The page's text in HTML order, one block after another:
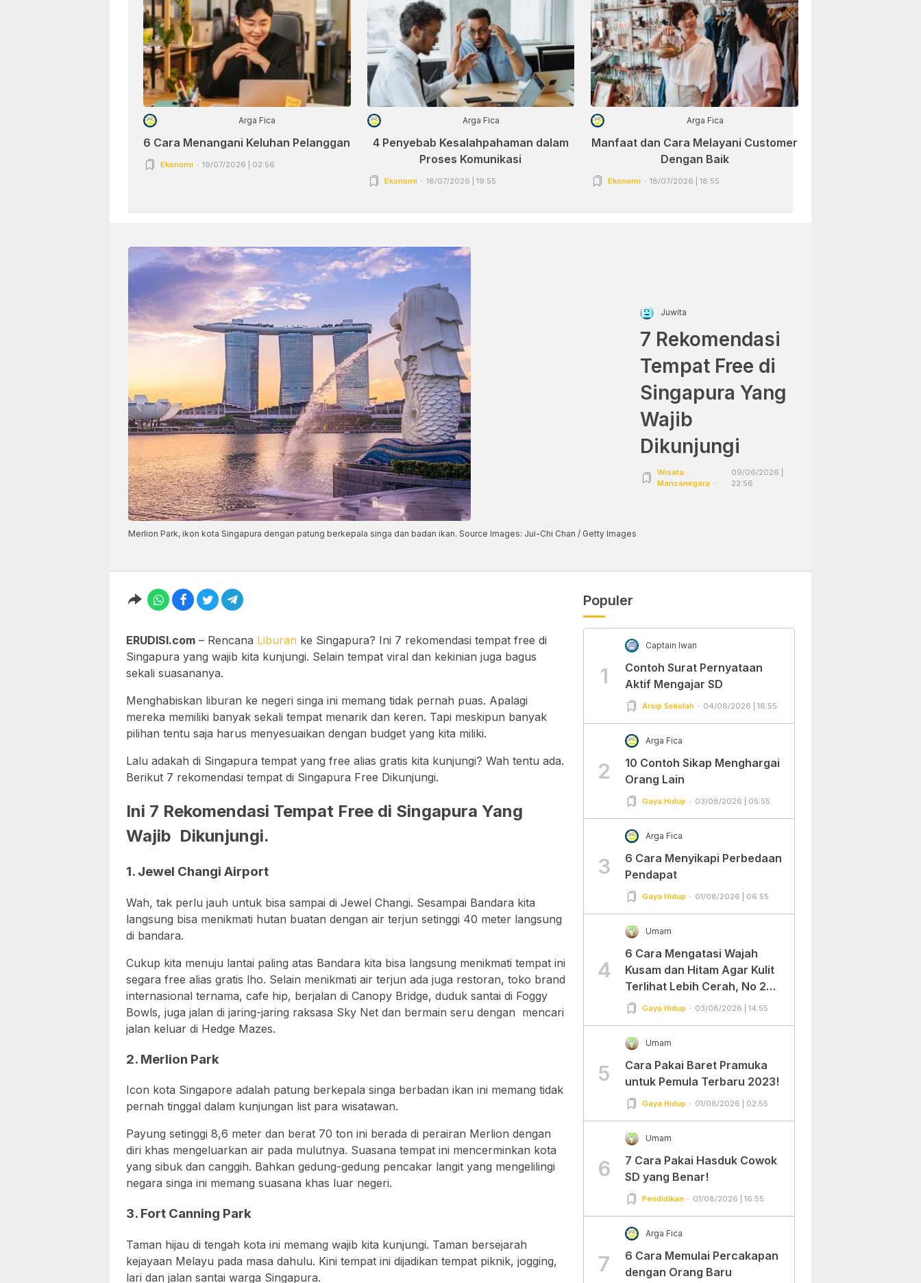
Arga Fica
6 Cara Menangani Keluhan Pelanggan
Ekonomi 19/07/2026 | 02:56
Arga Fica
4 Penyebab Kesalahpahaman dalam
Proses Komunikasi
Ekonomi 18/07/2026 | 19:55
Arga Fica
Manfaat dan Cara Melayani Customer
Dengan Baik
Ekonomi 18/07/2026 | 18:55
Merlion Park, ikon kota Singapura dengan patung berkepala singa dan badan ikan. Source Images: Jui-Chi Chan / Getty Images
Juwita
7 Rekomendasi
Tempat Free di
Singapura Yang
Wajib
Dikunjungi
Wisata
Mancanegara
09/06/2026 |
22:56
ERUDISI.com – Rencana Liburan ke Singapura? Ini 7 rekomendasi tempat free di
Singapura yang wajib kita kunjungi. Selain tempat viral dan kekinian juga bagus
sekali suasananya.
Menghabiskan liburan ke negeri singa ini memang tidak pernah puas. Apalagi
mereka memiliki banyak sekali tempat menarik dan keren. Tapi meskipun banyak
pilihan tentu saja harus menyesuaikan dengan budget yang kita miliki.
Lalu adakah di Singapura tempat yang free alias gratis kita kunjungi? Wah tentu ada.
Berikut 7 rekomendasi tempat di Singapura Free Dikunjungi.
Ini 7 Rekomendasi Tempat Free di Singapura Yang
Wajib Dikunjungi.
1. Jewel Changi Airport
Wah, tak perlu jauh untuk bisa sampai di Jewel Changi. Sesampai Bandara kita
langsung bisa menikmati hutan buatan dengan air terjun setinggi 40 meter langsung
di bandara.
Cukup kita menuju lantai paling atas Bandara kita bisa langsung menikmati tempat ini
segara free alias gratis lho. Selain menikmati air terjun ada juga restoran, toko brand
internasional ternama, cafe hip, berjalan di Canopy Bridge, duduk santai di Foggy
Bowls, juga jalan di jaring-jaring raksasa Sky Net dan bermain seru dengan mencari
jalan keluar di Hedge Mazes.
2. Merlion Park
Icon kota Singapore adalah patung berkepala singa berbadan ikan ini memang tidak
pernah tinggal dalam kunjungan list para wisatawan.
Payung setinggi 8,6 meter dan berat 70 ton ini berada di perairan Merlion dengan
diri khas mengeluarkan air pada mulutnya. Suasana tempat ini mencerminkan kota
yang sibuk dan canggih. Bahkan gedung-gedung pencakar langit yang mengelilingi
negara singa ini memang suasana khas luar negeri.
3. Fort Canning Park
Taman hijau di tengah kota ini memang wajib kita kunjungi. Taman bersejarah
kejayaan Melayu pada masa dahulu. Kini tempat ini dijadikan tempat piknik, jogging,
lari dan jalan santai warga Singapura.
Populer
1
Captain Iwan
Contoh Surat Pernyataan
Aktif Mengajar SD
Arsip Sekolah 04/08/2026 | 18:55
2
Arga Fica
10 Contoh Sikap Menghargai
Orang Lain
Gaya Hidup 03/08/2026 | 05:55
3
Arga Fica
6 Cara Menyikapi Perbedaan
Pendapat
Gaya Hidup 01/08/2026 | 06:55
4
Umam
6 Cara Mengatasi Wajah
Kusam dan Hitam Agar Kulit
Terlihat Lebih Cerah, No 2
Gampang Banget dan Mudah
Gaya Hidup 03/08/2026 | 14:55
5
Umam
Cara Pakai Baret Pramuka
untuk Pemula Terbaru 2023!
Gaya Hidup 01/08/2026 | 02:55
6
Umam
7 Cara Pakai Hasduk Cowok
SD yang Benar!
Pendidikan 01/08/2026 | 16:55
7
Arga Fica
6 Cara Memulai Percakapan
dengan Orang Baru